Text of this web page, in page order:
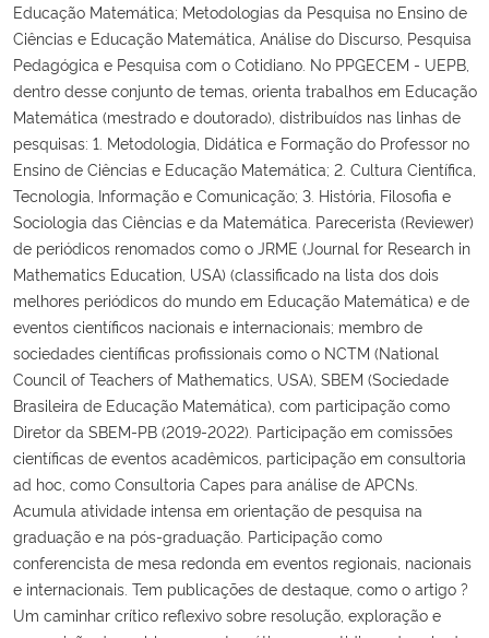
Educação Matemática; Metodologias da Pesquisa no Ensino de
Ciências e Educação Matemática, Análise do Discurso, Pesquisa
Pedagógica e Pesquisa com o Cotidiano. No PPGECEM - UEPB,
dentro desse conjunto de temas, orienta trabalhos em Educação
Matemática (mestrado e doutorado), distribuídos nas linhas de
pesquisas: 1. Metodologia, Didática e Formação do Professor no
Ensino de Ciências e Educação Matemática; 2. Cultura Científica,
Tecnologia, Informação e Comunicação; 3. História, Filosofia e
Sociologia das Ciências e da Matemática. Parecerista (Reviewer)
de periódicos renomados como o JRME (Journal for Research in
Mathematics Education, USA) (classificado na lista dos dois
melhores periódicos do mundo em Educação Matemática) e de
eventos científicos nacionais e internacionais; membro de
sociedades científicas profissionais como o NCTM (National
Council of Teachers of Mathematics, USA), SBEM (Sociedade
Brasileira de Educação Matemática), com participação como
Diretor da SBEM-PB (2019-2022). Participação em comissões
científicas de eventos acadêmicos, participação em consultoria
ad hoc, como Consultoria Capes para análise de APCNs.
Acumula atividade intensa em orientação de pesquisa na
graduação e na pós-graduação. Participação como
conferencista de mesa redonda em eventos regionais, nacionais
e internacionais. Tem publicações de destaque, como o artigo ?
Um caminhar crítico reflexivo sobre resolução, exploração e